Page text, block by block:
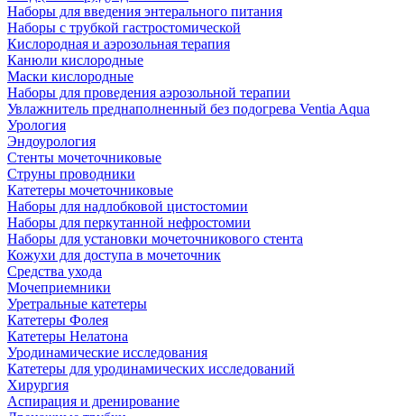
Наборы для введения энтерального питания
Наборы с трубкой гастростомической
Кислородная и аэрозольная терапия
Канюли кислородные
Маски кислородные
Наборы для проведения аэрозольной терапии
Увлажнитель преднаполненный без подогрева Ventia Aqua
Урология
Эндоурология
Стенты мочеточниковые
Струны проводники
Катетеры мочеточниковые
Наборы для надлобковой цистостомии
Наборы для перкутанной нефростомии
Наборы для установки мочеточникового стента
Кожухи для доступа в мочеточник
Средства ухода
Мочеприемники
Уретральные катетеры
Катетеры Фолея
Катетеры Нелатона
Уродинамические исследования
Катетеры для уродинамических исследований
Хирургия
Аспирация и дренирование